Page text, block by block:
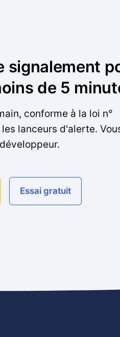
signalement
de 5
conforme à la loi n°
lanceurs d'alerte.
Essai gratuit